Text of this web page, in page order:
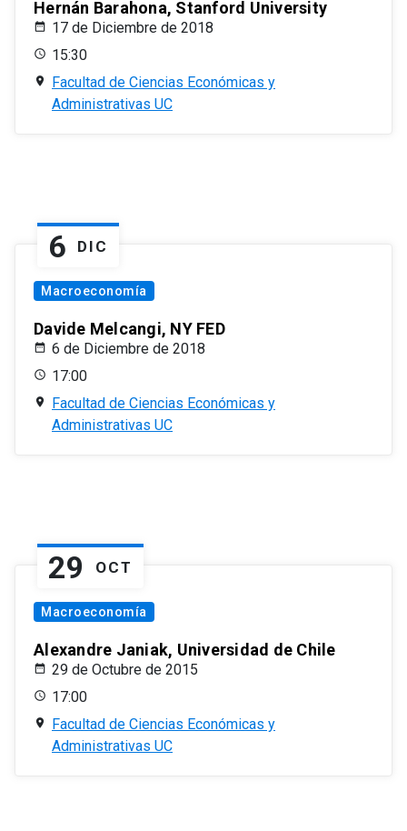
Hernán Barahona, Stanford University
17 de Diciembre de 2018
15:30
Facultad de Ciencias Económicas y
Administrativas UC
6 DIC
Macroeconomía
Davide Melcangi, NY FED
6 de Diciembre de 2018
17:00
Facultad de Ciencias Económicas y
Administrativas UC
29 OCT
Macroeconomía
Alexandre Janiak, Universidad de Chile
29 de Octubre de 2015
17:00
Facultad de Ciencias Económicas y
Administrativas UC